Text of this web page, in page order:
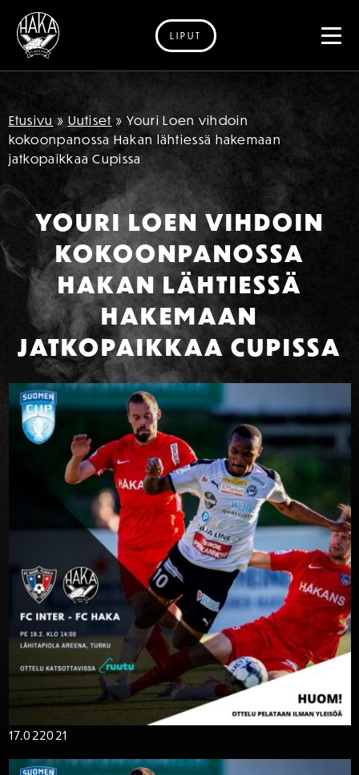
Siirry sisältöön
LIPUT
Etusivu » Uutiset » Youri Loen vihdoin
kokoonpanossa Hakan lähtiessä hakemaan
jatkopaikkaa Cupissa
YOURI LOEN VIHDOIN
KOKOONPANOSSA
HAKAN LÄHTIESSÄ
HAKEMAAN
JATKOPAIKKAA CUPISSA
17.022021